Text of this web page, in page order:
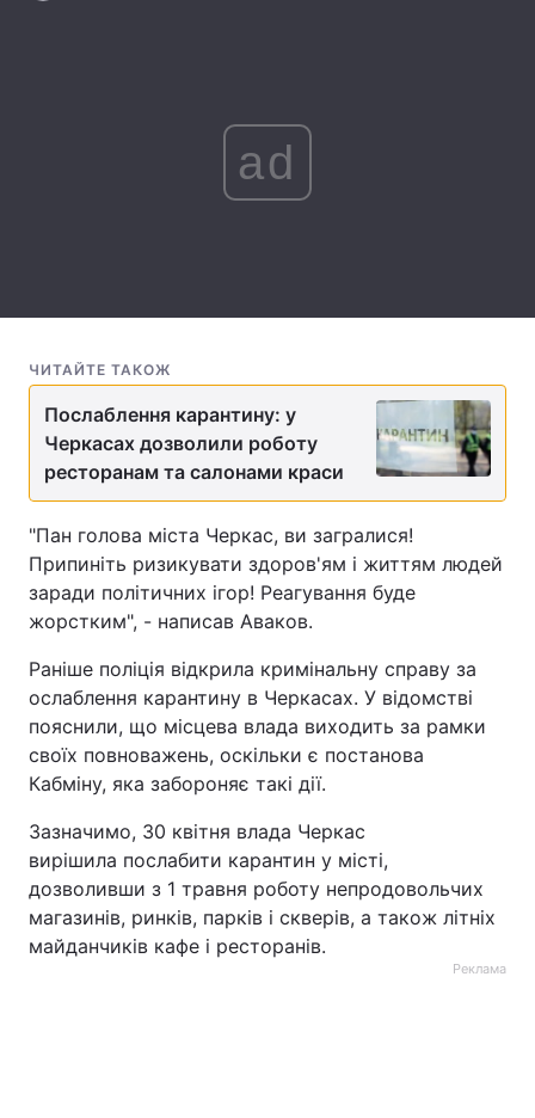
Туризм
Погода
Відео з Youtube
Інтерв'ю Думки
Архів Вакансії
Контакти
Послуги
Тема оформлення
ad
ЧИТАЙТЕ ТАКОЖ
Послаблення карантину: у
Черкасах дозволили роботу
ресторанам та салонами краси
"Пан голова міста Черкас, ви загралися!
Припиніть ризикувати здоров'ям і життям людей
заради політичних ігор! Реагування буде
жорстким", - написав Аваков.
Раніше поліція відкрила кримінальну справу за
ослаблення карантину в Черкасах. У відомстві
пояснили, що місцева влада виходить за рамки
своїх повноважень, оскільки є постанова
Кабміну, яка забороняє такі дії.
Зазначимо, 30 квітня влада Черкас
вирішила послабити карантин у місті,
дозволивши з 1 травня роботу непродовольчих
магазинів, ринків, парків і скверів, а також літніх
майданчиків кафе і ресторанів.
Реклама